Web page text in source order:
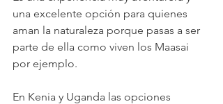
una excelente opción para quienes
aman la naturaleza porque pasas a ser
parte de ella como viven los Maasai
por ejemplo.
En Kenia y Uganda las opciones